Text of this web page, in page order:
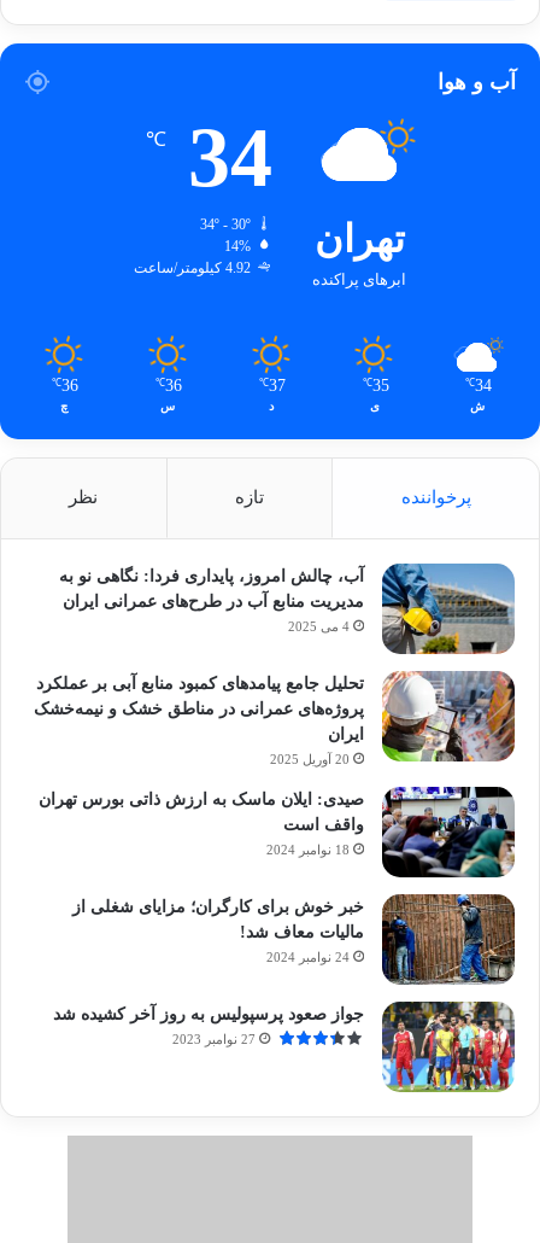
آب و هوا
تهران
ابرهای پراکنده
34
℃
14%
4.92 کیلومتر/ساعت
34
℃
ش
35
℃
ی
37
℃
د
36
℃
س
36
℃
چ
پرخواننده تازه نظر
آب، چالش امروز، پایداری فردا: نگاهی نو به
مدیریت منابع آب در طرح‌های عمرانی ایران
4 می 2025
تحلیل جامع پیامدهای کمبود منابع آبی بر عملکرد
پروژه‌های عمرانی در مناطق خشک و نیمه‌خشک
ایران
20 آوریل 2025
صیدی: ایلان ماسک به ارزش ذاتی بورس تهران
واقف است
18 نوامبر 2024
خبر خوش برای کارگران؛ مزایای شغلی از
مالیات معاف شد!
24 نوامبر 2024
جواز صعود پرسپولیس به روز آخر کشیده شد
27 نوامبر 2023